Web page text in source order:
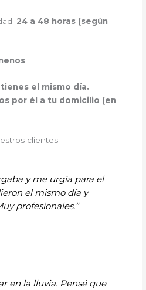
24 a 48 horas (según
el mismo día.
por él a tu domicilio (en
clientes
y me urgía para el
el mismo día y
profesionales.”
en la lluvia. Pensé que